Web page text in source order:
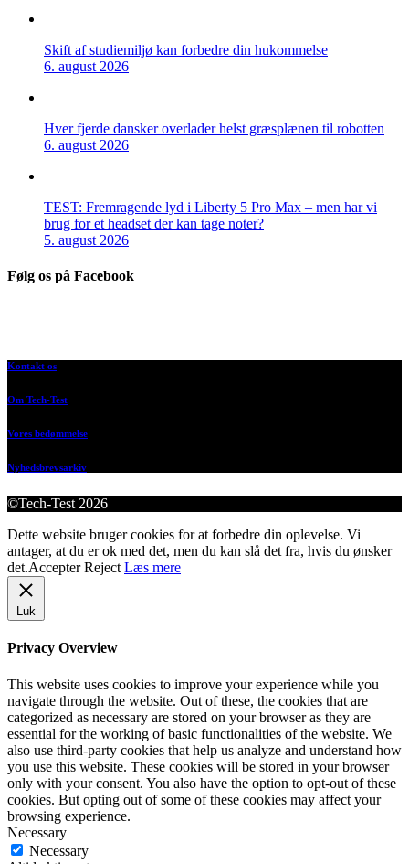
Skift af studiemiljø kan forbedre din hukommelse
6. august 2026
Hver fjerde dansker overlader helst græsplænen til robotten
6. august 2026
TEST: Fremragende lyd i Liberty 5 Pro Max – men har vi
brug for et headset der kan tage noter?
5. august 2026
Følg os på Facebook
Kontakt os
Om Tech-Test
Vores bedømmelse
Nyhedsbrevsarkiv
©Tech-Test 2026
Dette website bruger cookies for at forbedre din oplevelse. Vi
antager, at du er ok med det, men du kan slå det fra, hvis du ønsker
det.Accepter Reject Læs mere
Luk
Privacy Overview
This website uses cookies to improve your experience while you
navigate through the website. Out of these, the cookies that are
categorized as necessary are stored on your browser as they are
essential for the working of basic functionalities of the website. We
also use third-party cookies that help us analyze and understand how
you use this website. These cookies will be stored in your browser
only with your consent. You also have the option to opt-out of these
cookies. But opting out of some of these cookies may affect your
browsing experience.
Necessary
Necessary